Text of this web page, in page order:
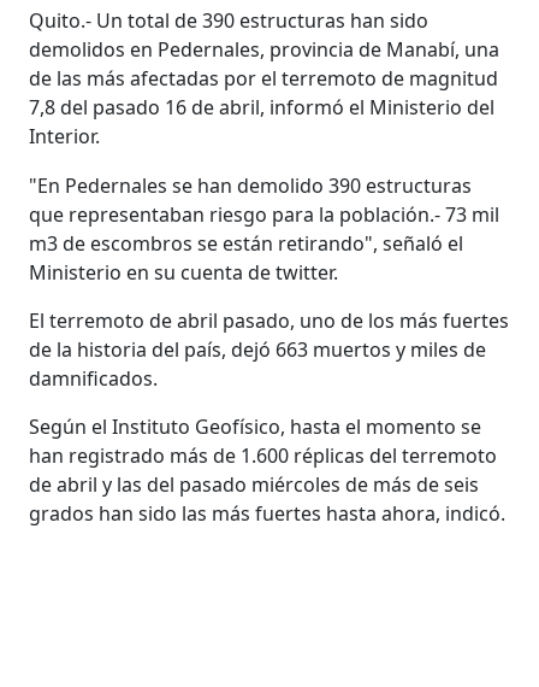
Quito.- Un total de 390 estructuras han sido
demolidos en Pedernales, provincia de Manabí, una
de las más afectadas por el terremoto de magnitud
7,8 del pasado 16 de abril, informó el Ministerio del
Interior.
"En Pedernales se han demolido 390 estructuras
que representaban riesgo para la población.- 73 mil
m3 de escombros se están retirando", señaló el
Ministerio en su cuenta de twitter.
El terremoto de abril pasado, uno de los más fuertes
de la historia del país, dejó 663 muertos y miles de
damnificados.
Según el Instituto Geofísico, hasta el momento se
han registrado más de 1.600 réplicas del terremoto
de abril y las del pasado miércoles de más de seis
grados han sido las más fuertes hasta ahora, indicó.